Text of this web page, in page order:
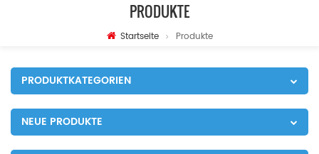
PRODUKTE
Startseite Produkte
PRODUKTKATEGORIEN
NEUE PRODUKTE